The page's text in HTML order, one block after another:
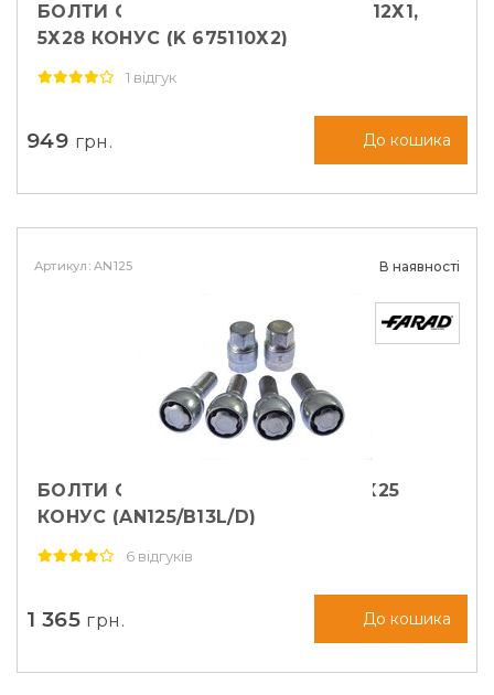
БОЛТИ СЕКРЕТНІ TECHNOLOCK М12Х1,
5Х28 КОНУС (K 675110Х2)
1 відгук
949 грн. До кошика
Артикул: AN125 В наявності
БОЛТИ СЕКРЕТНІ FARAD М12Х1, 5Х25
КОНУС (AN125/B13L/D)
6 відгуків
1 365 грн. До кошика